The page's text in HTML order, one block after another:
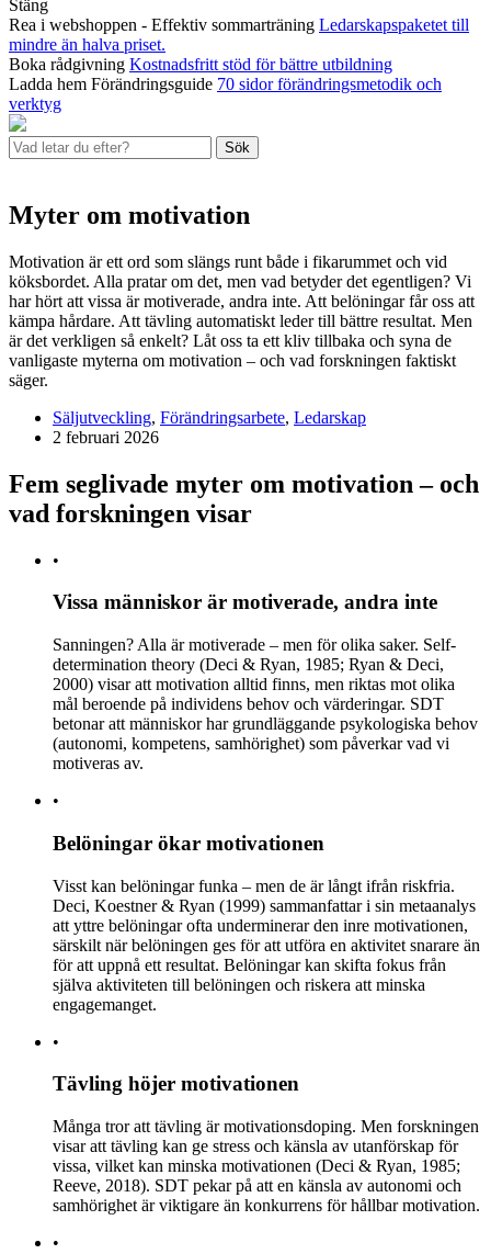
Stäng
Rea i webshoppen - Effektiv sommarträning Ledarskapspaketet till
mindre än halva priset.
Boka rådgivning Kostnadsfritt stöd för bättre utbildning
Ladda hem Förändringsguide 70 sidor förändringsmetodik och
verktyg
Sök
Myter om motivation
Motivation är ett ord som slängs runt både i fikarummet och vid
köksbordet. Alla pratar om det, men vad betyder det egentligen? Vi
har hört att vissa är motiverade, andra inte. Att belöningar får oss att
kämpa hårdare. Att tävling automatiskt leder till bättre resultat. Men
är det verkligen så enkelt? Låt oss ta ett kliv tillbaka och syna de
vanligaste myterna om motivation – och vad forskningen faktiskt
säger.
Säljutveckling, Förändringsarbete, Ledarskap
2 februari 2026
Fem seglivade myter om motivation – och
vad forskningen visar
•
Vissa människor är motiverade, andra inte
Sanningen? Alla är motiverade – men för olika saker. Self-
determination theory (Deci & Ryan, 1985; Ryan & Deci,
2000) visar att motivation alltid finns, men riktas mot olika
mål beroende på individens behov och värderingar. SDT
betonar att människor har grundläggande psykologiska behov
(autonomi, kompetens, samhörighet) som påverkar vad vi
motiveras av.
•
Belöningar ökar motivationen
Visst kan belöningar funka – men de är långt ifrån riskfria.
Deci, Koestner & Ryan (1999) sammanfattar i sin metaanalys
att yttre belöningar ofta underminerar den inre motivationen,
särskilt när belöningen ges för att utföra en aktivitet snarare än
för att uppnå ett resultat. Belöningar kan skifta fokus från
själva aktiviteten till belöningen och riskera att minska
engagemanget.
•
Tävling höjer motivationen
Många tror att tävling är motivationsdoping. Men forskningen
visar att tävling kan ge stress och känsla av utanförskap för
vissa, vilket kan minska motivationen (Deci & Ryan, 1985;
Reeve, 2018). SDT pekar på att en känsla av autonomi och
samhörighet är viktigare än konkurrens för hållbar motivation.
•